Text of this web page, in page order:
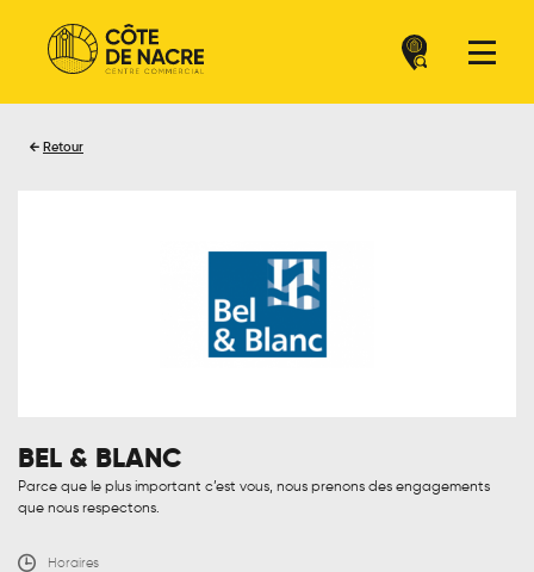
Retour
BEL & BLANC
Parce que le plus important c’est vous, nous prenons des engagements
que nous respectons.
Horaires